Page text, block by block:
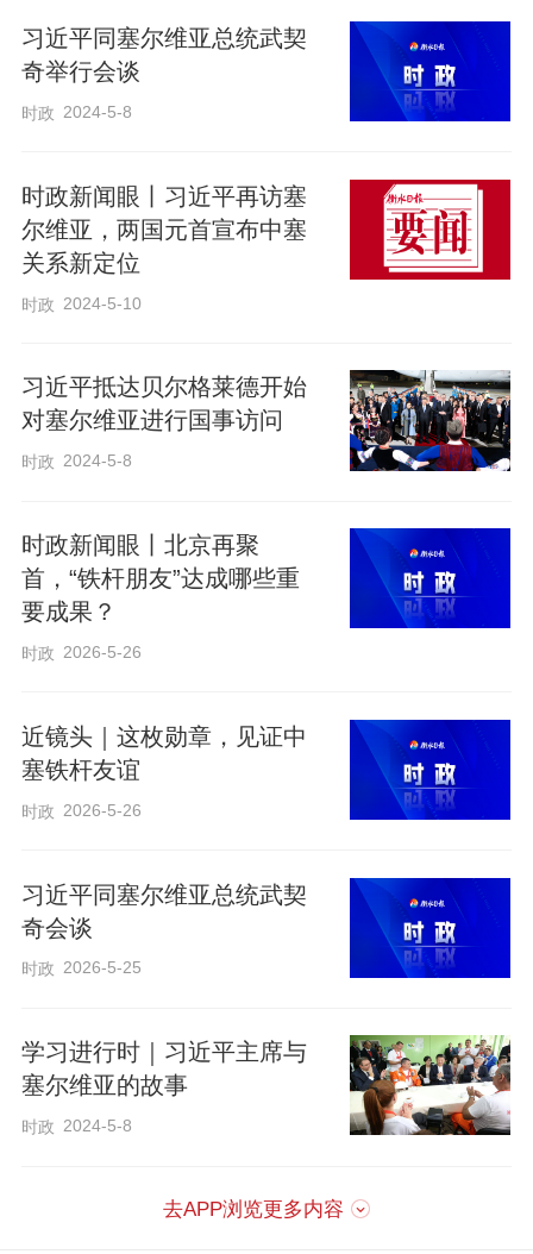
习近平同塞尔维亚总统武契
奇举行会谈
时政 2024-5-8
时政新闻眼丨习近平再访塞
尔维亚，两国元首宣布中塞
关系新定位
时政 2024-5-10
习近平抵达贝尔格莱德开始
对塞尔维亚进行国事访问
时政 2024-5-8
时政新闻眼丨北京再聚
首，“铁杆朋友”达成哪些重
要成果？
时政 2026-5-26
近镜头｜这枚勋章，见证中
塞铁杆友谊
时政 2026-5-26
习近平同塞尔维亚总统武契
奇会谈
时政 2026-5-25
学习进行时｜习近平主席与
塞尔维亚的故事
时政 2024-5-8
去APP浏览更多内容